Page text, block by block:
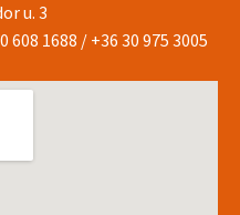
u. 3
608 1688 / +36 30 975 3005